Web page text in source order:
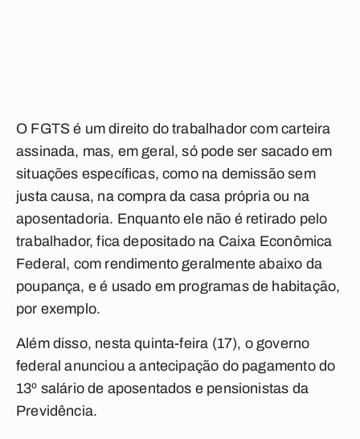
O FGTS é um direito do trabalhador com carteira
assinada, mas, em geral, só pode ser sacado em
situações específicas, como na demissão sem
justa causa, na compra da casa própria ou na
aposentadoria. Enquanto ele não é retirado pelo
trabalhador, fica depositado na Caixa Econômica
Federal, com rendimento geralmente abaixo da
poupança, e é usado em programas de habitação,
por exemplo.
Além disso, nesta quinta-feira (17), o governo
federal anunciou a antecipação do pagamento do
13º salário de aposentados e pensionistas da
Previdência.